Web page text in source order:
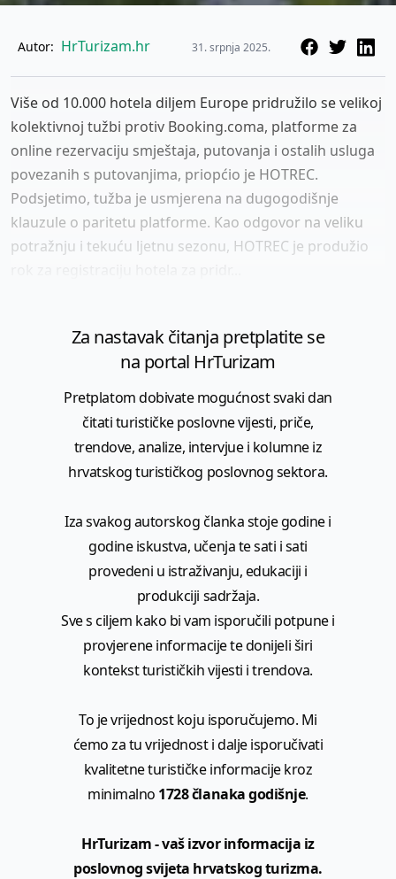
Autor: HrTurizam.hr 31. srpnja 2025.
Više od 10.000 hotela diljem Europe pridružilo se velikoj
kolektivnoj tužbi protiv Booking.coma, platforme za
online rezervaciju smještaja, putovanja i ostalih usluga
povezanih s putovanjima, priopćio je HOTREC.
Podsjetimo, tužba je usmjerena na dugogodišnje
klauzule o paritetu platforme. Kao odgovor na veliku
potražnju i tekuću ljetnu sezonu, HOTREC je produžio
Za nastavak čitanja pretplatite se
na portal HrTurizam
Pretplatom dobivate mogućnost svaki dan
čitati turističke poslovne vijesti, priče,
trendove, analize, intervjue i kolumne iz
hrvatskog turističkog poslovnog sektora.
Iza svakog autorskog članka stoje godine i
godine iskustva, učenja te sati i sati
provedeni u istraživanju, edukaciji i
produkciji sadržaja.
Sve s ciljem kako bi vam isporučili potpune i
provjerene informacije te donijeli širi
kontekst turističkih vijesti i trendova.
To je vrijednost koju isporučujemo. Mi
ćemo za tu vrijednost i dalje isporučivati
kvalitetne turističke informacije kroz
minimalno 1728 članaka godišnje.
HrTurizam - vaš izvor informacija iz
poslovnog svijeta hrvatskog turizma.